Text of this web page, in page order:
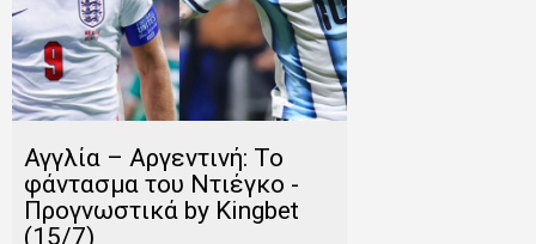
Αγγλία – Αργεντινή: Το
φάντασμα του Ντιέγκο -
Προγνωστικά by Kingbet
(15/7)